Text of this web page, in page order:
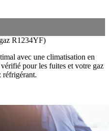
R1234YF)
avec une climatisation en
pour les fuites et votre gaz
réfrigérant.